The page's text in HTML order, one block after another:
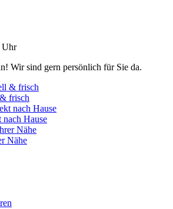
Uhr
Wir sind gern persönlich für Sie da.
frisch
Hause
Nähe